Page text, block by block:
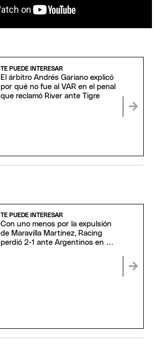
TE PUEDE INTERESAR
El árbitro Andrés Gariano explicó
por qué no fue al VAR en el penal
que reclamó River ante Tigre
TE PUEDE INTERESAR
Con uno menos por la expulsión
de Maravilla Martínez, Racing
perdió 2-1 ante Argentinos en La